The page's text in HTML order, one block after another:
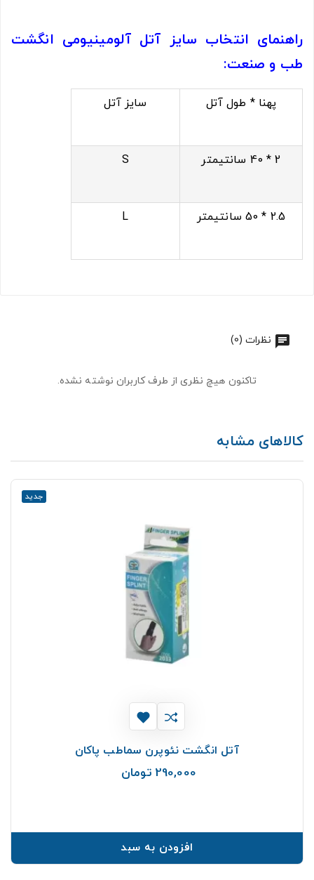
راهنمای انتخاب سایز آتل آلومینیومی انگشت
طب و صنعت:
پهنا * طول آتل سایز آتل
2 * 40 سانتیمتر S
2.5 * 50 سانتیمتر L
نظرات (0)
تاکنون هیچ نظری از طرف کاربران نوشته نشده.
کالاهای مشابه
جدید
آتل انگشت نئوپرن سماطب پاکان
290,000 تومان
افزودن به سبد